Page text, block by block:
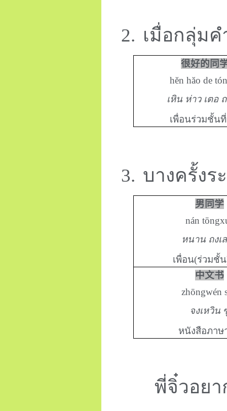
2. เมื่อกลุ่ม
很好的同
hĕn hăo de
เหิน ห่าว เตอ
เพื่อนร่วมชั้น
3. บางครั้ง
男同学
nán
หนาน ถงเ
เพื่อน(ร่วมชั้
中文书
zhōngwén
จงเหวิน
หนังสือภาษ
พี่จิ๋วอยา